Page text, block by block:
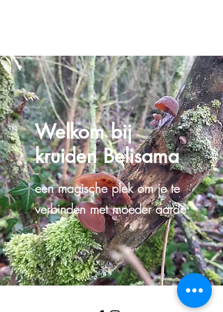
Welkom bij
kruiden Belisama
een magische plek om je te
verbinden met moeder aarde